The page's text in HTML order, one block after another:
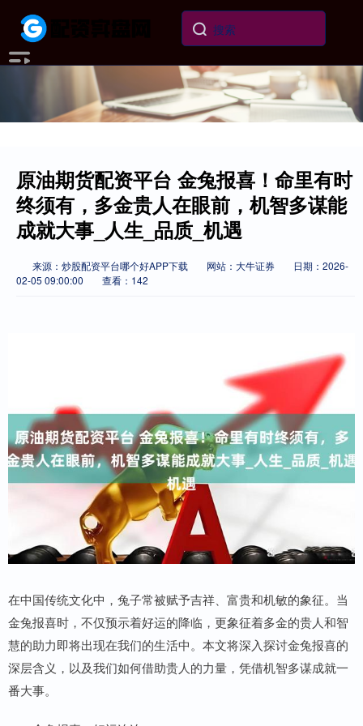
原油期货配资平台 金兔报喜！命里有时
终须有，多金贵人在眼前，机智多谋能
成就大事_人生_品质_机遇
来源：炒股配资平台哪个好APP下载 网站：大牛证券
日期：2026-
02-05 09:00:00
查看：142
在中国传统文化中，兔子常被赋予吉祥、富贵和机敏的象征。当
金兔报喜时，不仅预示着好运的降临，更象征着多金的贵人和智
慧的助力即将出现在我们的生活中。本文将深入探讨金兔报喜的
深层含义，以及我们如何借助贵人的力量，凭借机智多谋成就一
番大事。